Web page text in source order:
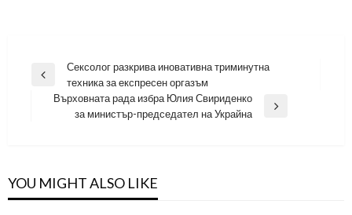
Навигация
Previous
Сексолог разкрива иновативна триминутна
техника за експресен оргазъм
Върховната рада избра Юлия Свириденко
за министър-председател на Украйна
YOU MIGHT ALSO LIKE